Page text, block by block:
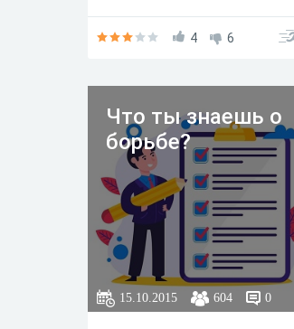
соперника в установленное
знаний по правилам
4 6
Что ты знаешь о
борьбе?
15.10.2015 604 0